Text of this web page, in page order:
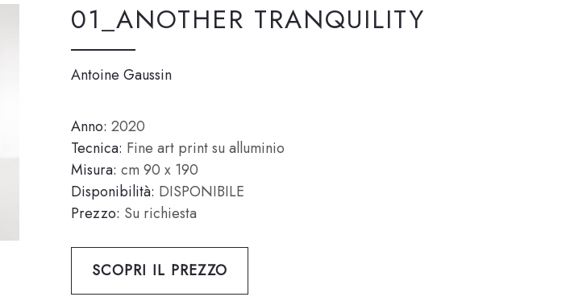
01_ANOTHER TRANQUILITY
Antoine Gaussin
Anno: 2020
Tecnica: Fine art print su alluminio
Misura: cm 90 x 190
Disponibilità: DISPONIBILE
Prezzo: Su richiesta
SCOPRI IL PREZZO